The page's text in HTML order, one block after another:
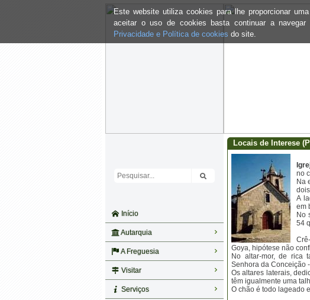
Este website utiliza cookies para lhe proporcionar
aceitar o uso de cookies basta continuar a
Privacidade e Política de cookies do site.
Início
Autarquia
A Freguesia
Visitar
Serviços
Locais de Interese
no
Na
A
em
No
54
Goya, hipótese não
No altar-mor, de rica
Senhora da Conceição
Os altares laterais,
têm igualmente uma
O chão é todo lageado